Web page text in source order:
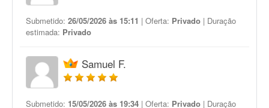
Submetido: 26/05/2026 às 15:11 | Oferta: Privado | Duração
estimada: Privado
Samuel F.
Submetido: 15/05/2026 às 19:34 | Oferta: Privado | Duração